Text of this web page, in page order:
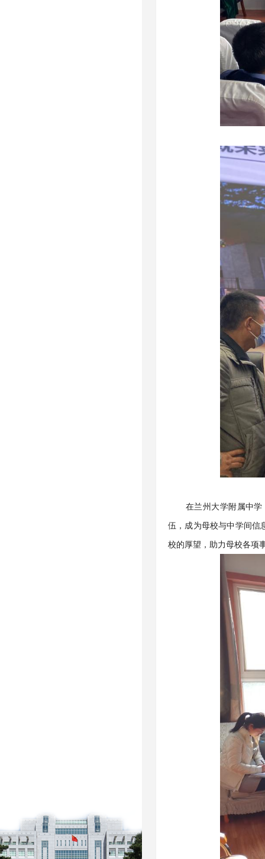
在兰州大学附属中
伍，成为母校与中学间信
校的厚望，助力母校各项